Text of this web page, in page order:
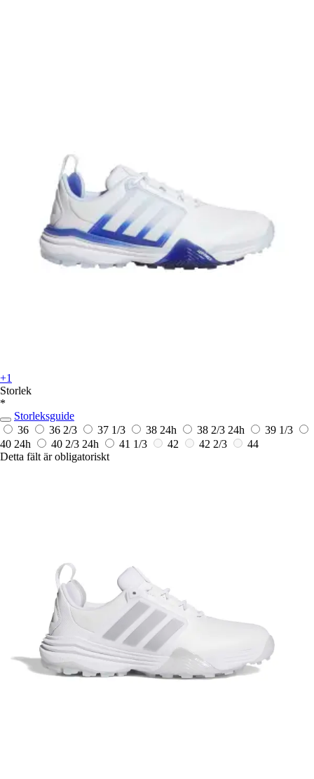
+1
Storlek
*
Storleksguide
36
36 2/3 37 1/3 38 24h 38 2/3 24h
39 1/3
40 24h 40 2/3 24h 41 1/3 42 42 2/3
44
Detta fält är obligatoriskt